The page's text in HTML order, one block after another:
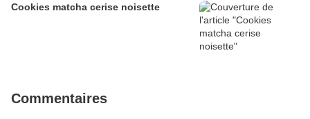
Cookies matcha cerise noisette
Commentaires